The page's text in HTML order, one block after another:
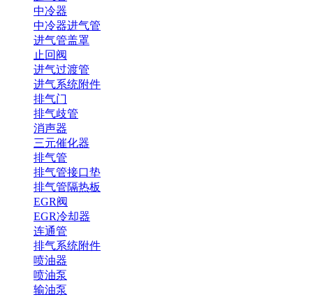
中冷器
中冷器进气管
进气管盖罩
止回阀
进气过渡管
进气系统附件
排气门
排气歧管
消声器
三元催化器
排气管
排气管接口垫
排气管隔热板
EGR阀
EGR冷却器
连通管
排气系统附件
喷油器
喷油泵
输油泵